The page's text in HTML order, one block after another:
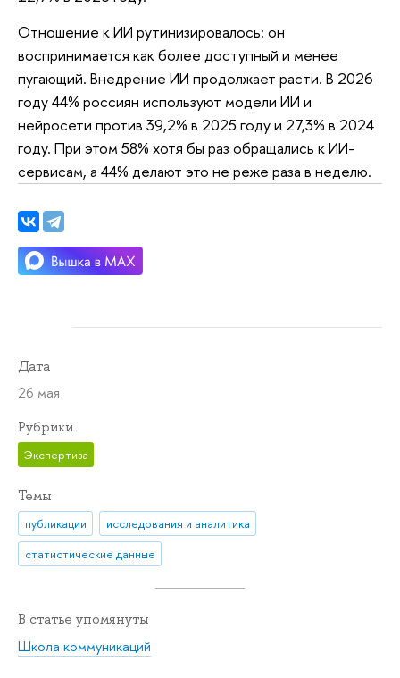
Отношение к ИИ рутинизировалось: он
воспринимается как более доступный и менее
пугающий. Внедрение ИИ продолжает расти. В 2026
году 44% россиян используют модели ИИ и
нейросети против 39,2% в 2025 году и 27,3% в 2024
году. При этом 58% хотя бы раз обращались к ИИ-
сервисам, а 44% делают это не реже раза в неделю.
Дата
26 мая
Рубрики
Экспертиза
Темы
публикации
исследования и аналитика
статистические данные
В статье упомянуты
Школа коммуникаций